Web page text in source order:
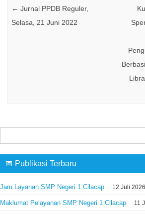
← Jurnal PPDB Reguler,
Selasa, 21 Juni 2022
untuk:
📅 Publikasi Terbaru
Jam Layanan SMP Negeri 1 Cilacap 12 Juli 2026
Maklumat Pelayanan SMP Negeri 1 Cilacap 11